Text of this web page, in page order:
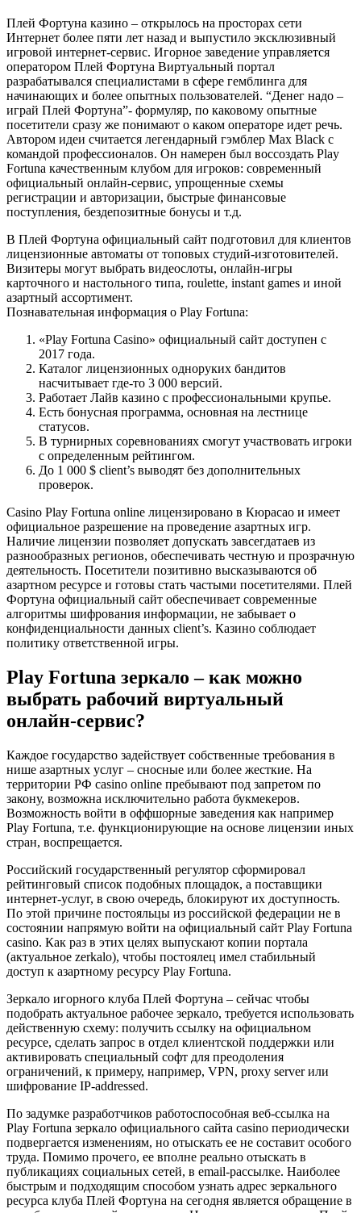
Плей Фортуна казино – открылось на просторах сети
Интернет более пяти лет назад и выпустило эксклюзивный
игровой интернет-сервис. Игорное заведение управляется
оператором Плей Фортуна Виртуальный портал
разрабатывался специалистами в сфере гемблинга для
начинающих и более опытных пользователей. “Денег надо –
играй Плей Фортуна”- формуляр, по каковому опытные
посетители сразу же понимают о каком операторе идет речь.
Автором идеи считается легендарный гэмблер Max Black с
командой профессионалов. Он намерен был воссоздать Play
Fortuna качественным клубом для игроков: современный
официальный онлайн-сервис, упрощенные схемы
регистрации и авторизации, быстрые финансовые
поступления, бездепозитные бонусы и т.д.
В Плей Фортуна официальный сайт подготовил для клиентов
лицензионные автоматы от топовых студий-изготовителей.
Визитеры могут выбрать видеослоты, онлайн-игры
карточного и настольного типа, roulette, instant games и иной
азартный ассортимент.
Познавательная информация о Play Fortuna:
«Play Fortuna Casino» официальный сайт доступен с
2017 года.
Каталог лицензионных одноруких бандитов
насчитывает где-то 3 000 версий.
Работает Лайв казино с профессиональными крупье.
Есть бонусная программа, основная на лестнице
статусов.
В турнирных соревнованиях смогут участвовать игроки
с определенным рейтингом.
До 1 000 $ client’s выводят без дополнительных
проверок.
Casino Play Fortuna online лицензировано в Кюрасао и имеет
официальное разрешение на проведение азартных игр.
Наличие лицензии позволяет допускать завсегдатаев из
разнообразных регионов, обеспечивать честную и прозрачную
деятельность. Посетители позитивно высказываются об
азартном ресурсе и готовы стать частыми посетителями. Плей
Фортуна официальный сайт обеспечивает современные
алгоритмы шифрования информации, не забывает о
конфиденциальности данных client’s. Казино соблюдает
политику ответственной игры.
Play Fortuna зеркало – как можно
выбрать рабочий виртуальный
онлайн-сервис?
Каждое государство задействует собственные требования в
нише азартных услуг – сносные или более жесткие. На
территории РФ casino online пребывают под запретом по
закону, возможна исключительно работа букмекеров.
Возможность войти в оффшорные заведения как например
Play Fortuna, т.е. функционирующие на основе лицензии иных
стран, воспрещается.
Российский государственный регулятор сформировал
рейтинговый список подобных площадок, а поставщики
интернет-услуг, в свою очередь, блокируют их доступность.
По этой причине постояльцы из российской федерации не в
состоянии напрямую войти на официальный сайт Play Fortuna
casino. Как раз в этих целях выпускают копии портала
(актуальное zerkalo), чтобы постоялец имел стабильный
доступ к азартному ресурсу Play Fortuna.
Зеркало игорного клуба Плей Фортуна – сейчас чтобы
подобрать актуальное рабочее зеркало, требуется использовать
действенную схему: получить ссылку на официальном
ресурсе, сделать запрос в отдел клиентской поддержки или
активировать специальный софт для преодоления
ограничений, к примеру, например, VPN, proxy server или
шифрование IP-addressed.
По задумке разработчиков работоспособная веб-ссылка на
Play Fortuna зеркало официального сайта casino периодически
подвергается изменениям, но отыскать ее не составит особого
труда. Помимо прочего, ее вполне реально отыскать в
публикациях социальных сетей, в email-рассылке. Наиболее
быстрым и подходящим способом узнать адрес зеркального
ресурса клуба Плей Фортуна на сегодня является обращение в